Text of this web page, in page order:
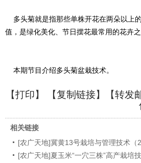
多头菊就是指那些单株开花在两朵以上
值，是绿化美化、节日摆花最常用的花卉之
本期节目介绍多头菊盆栽技术。
【打印】 【复制链接】【转发
相关链接
[农广天地]冀黄13号栽培与管理技术（
[农广天地]夏玉米“一穴三株”高产栽培